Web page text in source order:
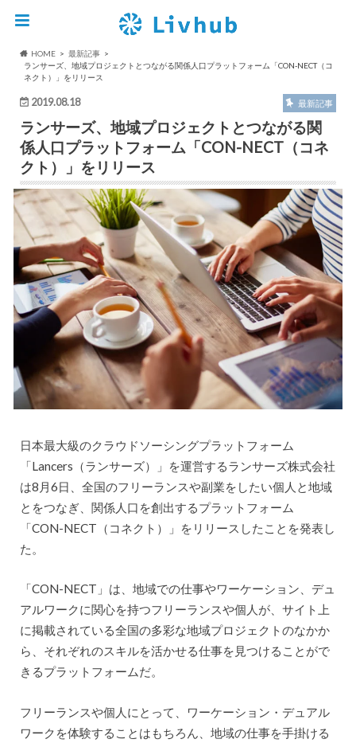
HOME
最新記事
ランサーズ、地域プロジェクトとつながる関係人口プラットフォーム「CON-NECT（コ
ネクト）」をリリース
2019.08.18 最新記事
ランサーズ、地域プロジェクトとつながる関
係人口プラットフォーム「CON-NECT（コネ
クト）」をリリース
日本最大級のクラウドソーシングプラットフォーム
「Lancers（ランサーズ）」を運営するランサーズ株式会社
は8月6日、全国のフリーランスや副業をしたい個人と地域
とをつなぎ、関係人口を創出するプラットフォーム
「CON-NECT（コネクト）」をリリースしたことを発表し
た。
「CON-NECT」は、地域での仕事やワーケーション、デュ
アルワークに関心を持つフリーランスや個人が、サイト上
に掲載されている全国の多彩な地域プロジェクトのなかか
ら、それぞれのスキルを活かせる仕事を見つけることがで
きるプラットフォームだ。
フリーランスや個人にとって、ワーケーション・デュアル
ワークを体験することはもちろん、地域の仕事を手掛ける